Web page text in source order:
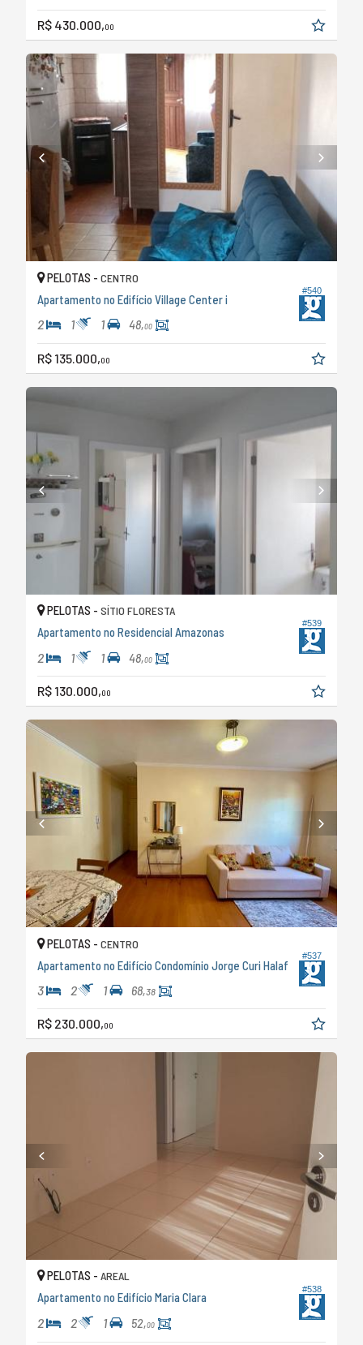
R$ 430.000,00
#540
PELOTAS - CENTRO
Apartamento no Edifício Village Center i
2 1 1 48,00
R$ 135.000,00
#539
PELOTAS - SÍTIO FLORESTA
Apartamento no Residencial Amazonas
2 1 1 48,00
R$ 130.000,00
#537
PELOTAS - CENTRO
Apartamento no Edifício Condomínio Jorge Curi Halaf
3 2 1 68,38
R$ 230.000,00
#538
PELOTAS - AREAL
Apartamento no Edifício Maria Clara
2 2 1 52,00